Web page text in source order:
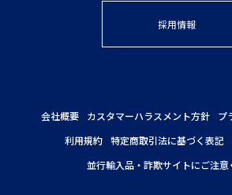
採用情報
会社概要 カスタマーハラスメント方針
プ
利用規約 特定商取引法に基づく表記
並行輸入品・詐欺サイトにご注意